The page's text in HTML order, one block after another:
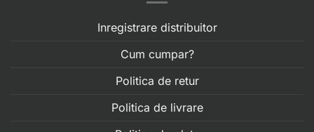
Inregistrare distribuitor
Cum cumpar?
Politica de retur
Politica de livrare